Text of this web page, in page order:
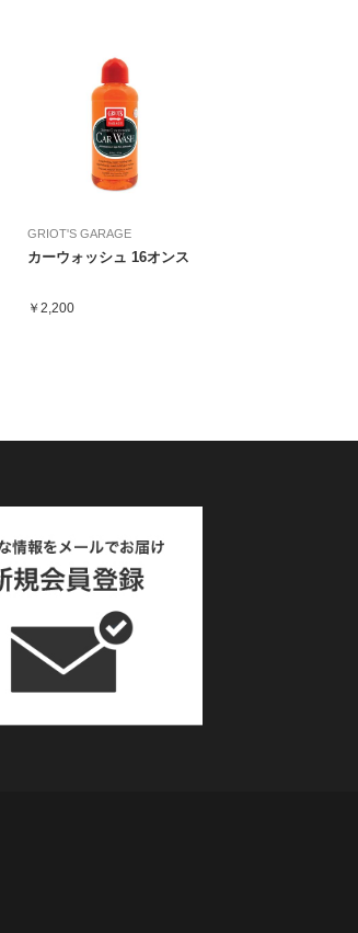
GRIOT'S GARAGE
カーウォッシュ 16オンス
￥2,200